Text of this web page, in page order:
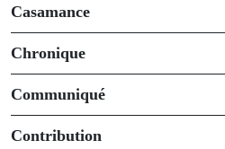
Casamance
Chronique
Communiqué
Contribution